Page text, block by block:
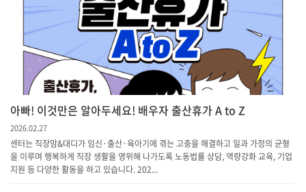
아빠! 이것만은 알아두세요! 배우자 출산휴가 A to Z
2026.02.27
센터는 직장맘&대디가 임신·출산·육아기에 겪는 고충을 해결하고 일과 가정의 균형
을 이루며 행복하게 직장 생활을 영위해 나가도록 노동법률 상담, 역량강화 교육, 기업
지원 등 다양한 활동을 하고 있습니다. 202...